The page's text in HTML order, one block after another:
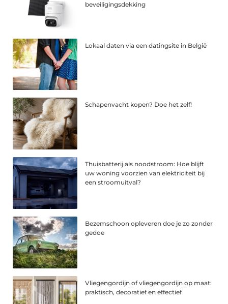
beveiligingsdekking
Lokaal daten via een datingsite in België
Schapenvacht kopen? Doe het zelf!
Thuisbatterij als noodstroom: Hoe blijft
uw woning voorzien van elektriciteit bij
een stroomuitval?
Bezemschoon opleveren doe je zo zonder
gedoe
Vliegengordijn of vliegengordijn op maat:
praktisch, decoratief en effectief